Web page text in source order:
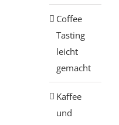
Coffee
Tasting
leicht
gemacht
Kaffee
und